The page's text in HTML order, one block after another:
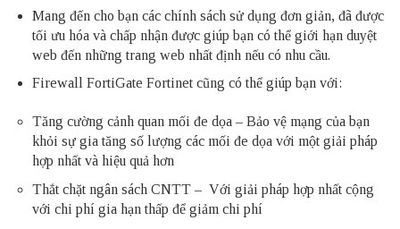
Mang đến cho bạn các chính sách sử dụng đơn giản, đã được
tối ưu hóa và chấp nhận được giúp bạn có thể giới hạn duyệt
web đến những trang web nhất định nếu có nhu cầu.
Firewall FortiGate Fortinet cũng có thể giúp bạn với:
Tăng cường cảnh quan mối đe dọa – Bảo vệ mạng của bạn
khỏi sự gia tăng số lượng các mối đe dọa với một giải pháp
hợp nhất và hiệu quả hơn
Thắt chặt ngân sách CNTT – Với giải pháp hợp nhất cộng
với chi phí gia hạn thấp để giảm chi phí